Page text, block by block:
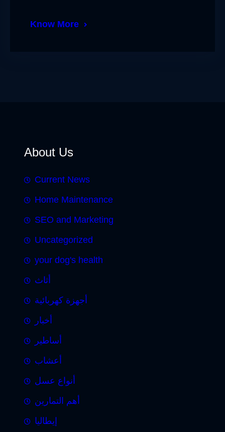
Know More
About Us
Current News
Home Maintenance
SEO and Marketing
Uncategorized
your dog's health
أثاث
أجهزة كهربائية
أخبار
أساطير
أعشاب
أنواع عسل
أهم التمارين
إيطاليا